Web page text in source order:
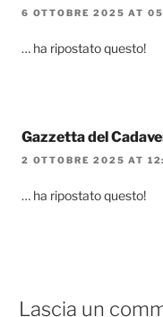
6 OTTOBRE 2025 AT
… ha ripostato questo!
Gazzetta del
2 OTTOBRE 2025 AT
… ha ripostato questo!
Lascia un